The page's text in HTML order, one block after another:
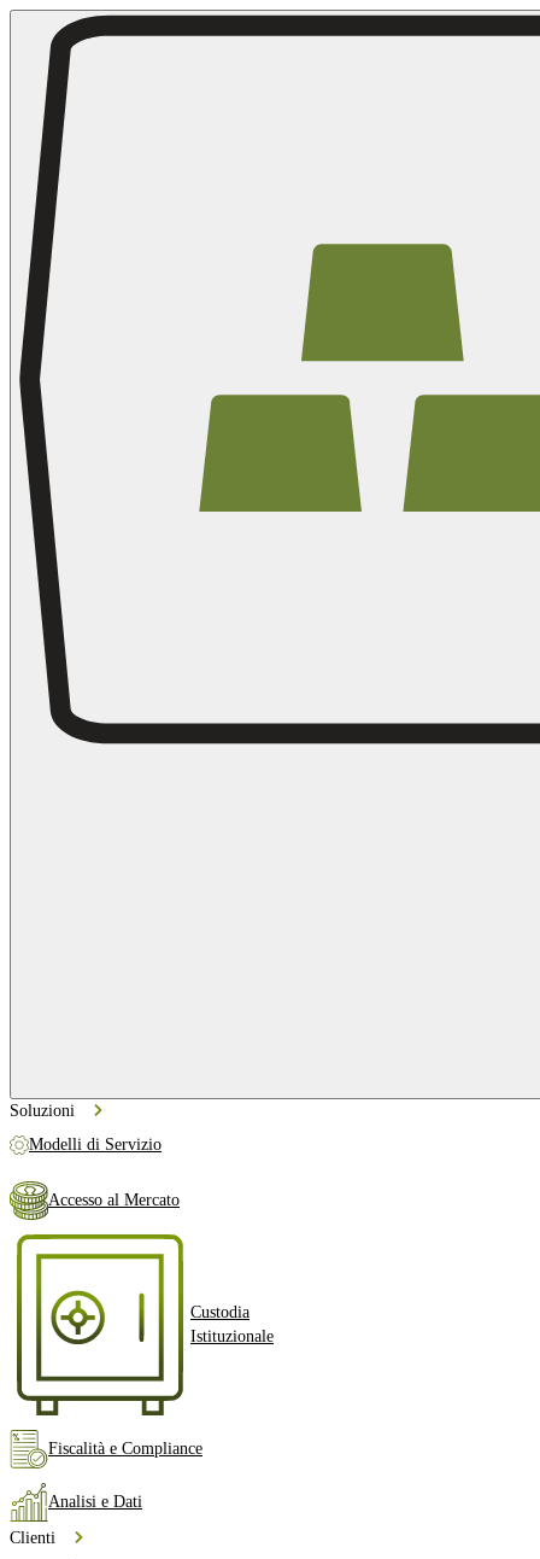
Soluzioni
Modelli di Servizio
Accesso al Mercato
Custodia
Istituzionale
Fiscalità e Compliance
Analisi e Dati
Clienti